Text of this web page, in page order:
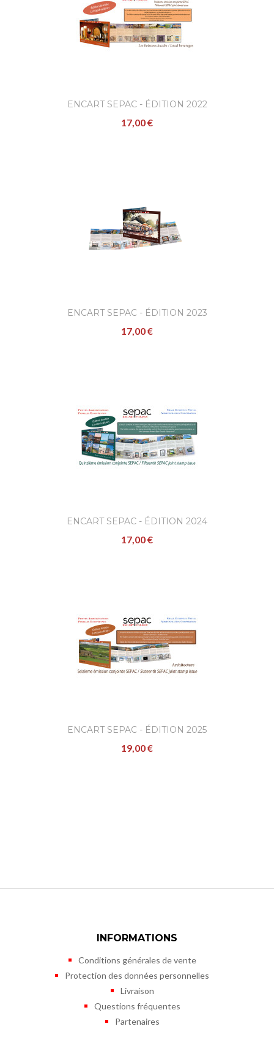
ENCART SEPAC - ÉDITION 2022
17,00 €
ENCART SEPAC - ÉDITION 2023
17,00 €
ENCART SEPAC - ÉDITION 2024
17,00 €
ENCART SEPAC - ÉDITION 2025
19,00 €
INFORMATIONS
Conditions générales de vente
Protection des données personnelles
Livraison
Questions fréquentes
Partenaires